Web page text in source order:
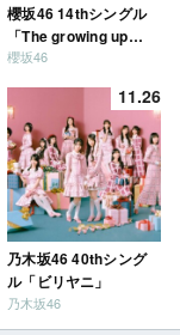
櫻坂46 14thシングル
「The growing up
train」
櫻坂46
11.26
乃木坂46 40thシング
ル「ビリヤニ」
乃木坂46